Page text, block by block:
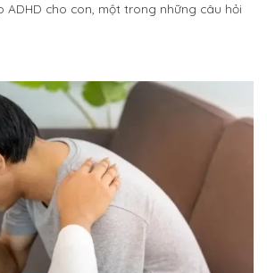
ADHD cho con, một trong những câu hỏi